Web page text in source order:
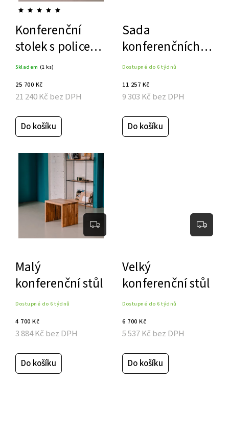
Konferenční
stolek s policemi
JMMKM
Skladem (1 ks)
21 240 Kč bez DPH
25 700 Kč
Do košíku
Sada
konferenčních
stolů
Dostupné do 6 týdnů
9 303 Kč bez DPH
11 257 Kč
Do košíku
Malý
konferenční stůl
Dostupné do 6 týdnů
3 884 Kč bez DPH
4 700 Kč
Do košíku
Velký
konferenční stůl
Dostupné do 6 týdnů
5 537 Kč bez DPH
6 700 Kč
Do košíku